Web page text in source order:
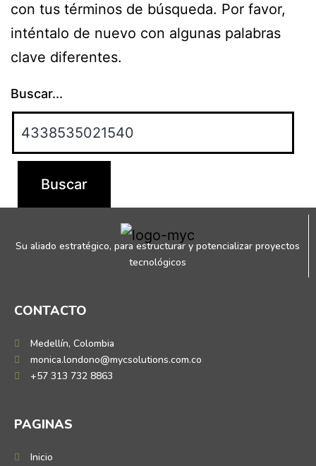
con tus términos de búsqueda. Por favor,
inténtalo de nuevo con algunas palabras
clave diferentes.
Buscar...
Su aliado estratégico, para estructurar y potencializar proyectos
tecnológicos
CONTACTO
Medellín, Colombia
monica.londono@mycsolutions.com.co
+57 313 732 8863
PAGINAS
Inicio